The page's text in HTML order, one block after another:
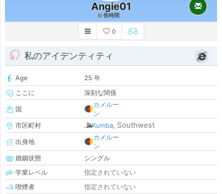
Angie01
長時間
0
私のアイデンティティ
Age
25 年
ここに
深刻な関係
国
カメルー
ン
市区町村
Kumba, Southwest
出身地
カメルー
ン
婚姻状態
シングル
学業レベル
指定されていない
喫煙者
指定されていない